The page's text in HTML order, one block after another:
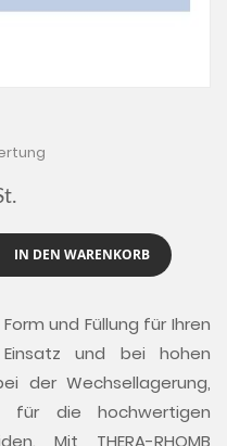
IN DEN WARENKORB
und Füllung für Ihren
und bei hohen
der Wechsellagerung,
für die hochwertigen
Mit THERA-RHOMB